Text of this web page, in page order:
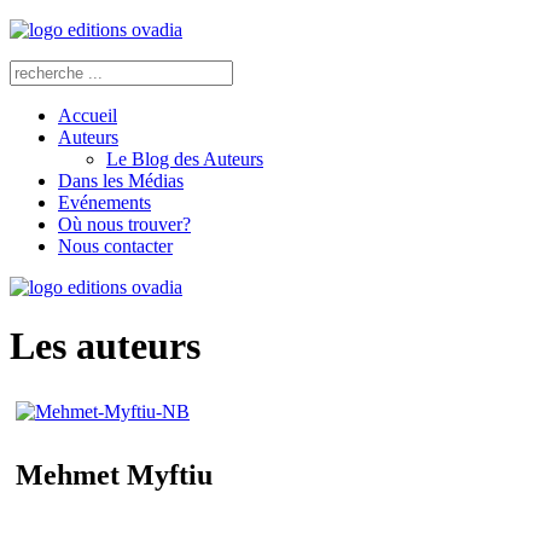
Accueil
Auteurs
Le Blog des Auteurs
Dans les Médias
Evénements
Où nous trouver?
Nous contacter
Les auteurs
Mehmet Myftiu